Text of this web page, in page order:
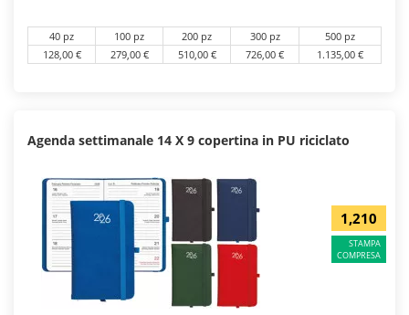
40 pz 100 pz 200 pz 300 pz
500 pz
128,00 €
279,00 € 510,00 € 726,00 € 1.135,00 €
Agenda settimanale 14 X 9 copertina in PU riciclato
1,210
STAMPA
COMPRESA